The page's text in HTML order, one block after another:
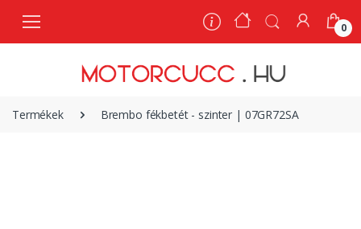
0
Termékek Brembo fékbetét - szinter | 07GR72SA
0